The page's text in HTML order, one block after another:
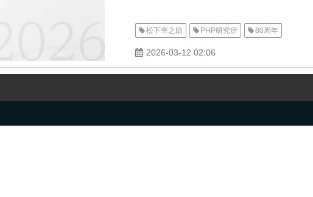
松下幸之助 PHP研究所 80周年
2026-03-12 02:06